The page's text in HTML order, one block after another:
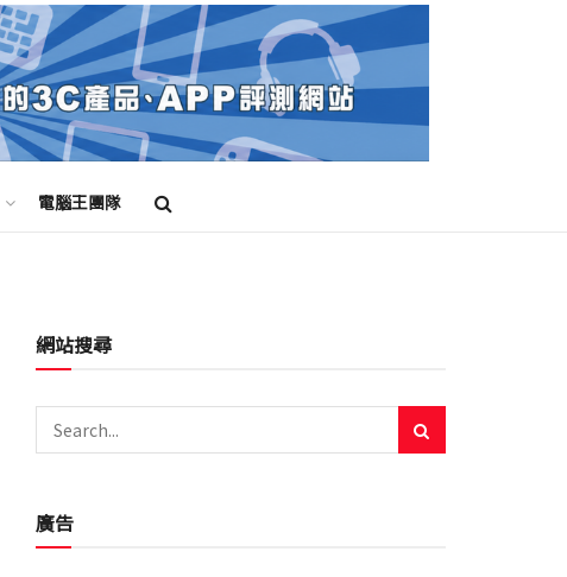
電腦王團隊
網站搜尋
廣告